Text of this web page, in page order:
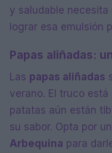
y saludable necesita
lograr esa emulsión
Papas aliñadas:
Las papas aliñadas
verano. El truco está
patatas aún están
su sabor. Opta por
Arbequina para